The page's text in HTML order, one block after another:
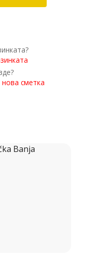
нова сметка